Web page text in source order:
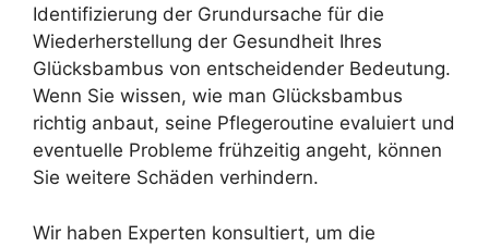
Identifizierung der Grundursache für die
Wiederherstellung der Gesundheit Ihres
Glücksbambus von entscheidender Bedeutung.
Wenn Sie wissen, wie man Glücksbambus
richtig anbaut, seine Pflegeroutine evaluiert und
eventuelle Probleme frühzeitig angeht, können
Sie weitere Schäden verhindern.
Wir haben Experten konsultiert, um die